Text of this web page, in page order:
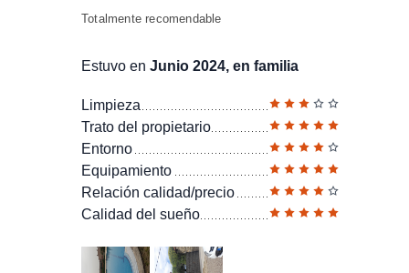
Totalmente recomendable
Estuvo en Junio 2024, en familia
Limpieza
Trato del propietario
Entorno
Equipamiento
Relación calidad/precio
Calidad del sueño